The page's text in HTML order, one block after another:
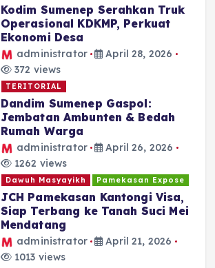
Kodim Sumenep Serahkan Truk
Operasional KDKMP, Perkuat
Ekonomi Desa
administrator
April 28, 2026
372 views
TERITORIAL
Dandim Sumenep Gaspol:
Jembatan Ambunten & Bedah
Rumah Warga
administrator
April 26, 2026
1262 views
Dawuh Masyayikh Pamekasan Expose
JCH Pamekasan Kantongi Visa,
Siap Terbang ke Tanah Suci Mei
Mendatang
administrator
April 21, 2026
1013 views